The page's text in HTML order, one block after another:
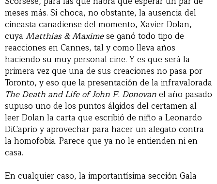
meses más. Sí choca, no obstante, la ausencia del
cineasta canadiense del momento, Xavier Dolan,
cuya Matthias & Maximese ganó todo tipo de
reacciones en Cannes, tal y como lleva años
haciendo su muy personal cine. Y es que será la
primera vez que una de sus creaciones no pasa por
Toronto, y eso que la presentación de la infravalorada
The Death and Life of John F. Donovanel año pasado
supuso uno de los puntos álgidos del certamen al
leer Dolan la carta que escribió de niño a Leonardo
DiCaprio y aprovechar para hacer un alegato contra
la homofobia. Parece que ya no le entienden ni en
casa.
En cualquier caso, la importantísima sección Gala